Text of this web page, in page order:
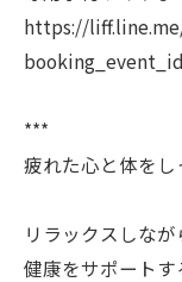
https://
***
疲れた心と体をし
リラックスしなが
健康をサポートす